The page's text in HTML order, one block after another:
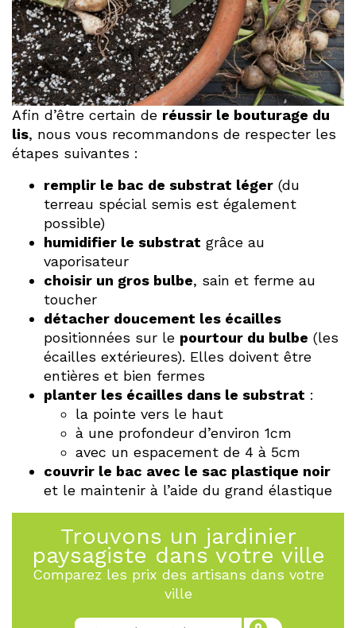
Afin d’être certain de réussir le bouturage du
lis, nous vous recommandons de respecter les
étapes suivantes :
remplir le bac de substrat léger (du
terreau spécial semis est également
possible)
humidifier le substrat grâce au
vaporisateur
choisir un gros bulbe, sain et ferme au
toucher
détacher doucement les écailles
positionnées sur le pourtour du bulbe (les
écailles extérieures). Elles doivent être
entières et bien fermes
planter les écailles dans le substrat :
la pointe vers le haut
à une profondeur d’environ 1cm
avec un espacement de 4 à 5cm
couvrir le bac avec le sac plastique noir
et le maintenir à l’aide du grand élastique
Trouvons un jardinier
paysagiste dans votre ville
Comparez les prix des artisans dans votre
ville